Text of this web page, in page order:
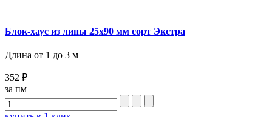
Блок-хаус из липы 25x90 мм сорт Экстра
Длина от 1 до 3 м
352 ₽
за пм